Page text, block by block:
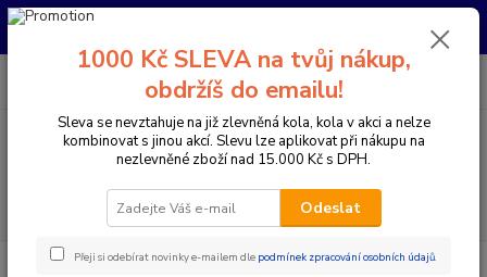
Pro nachystání kola / doplňků na prodejně si prosím zavolejte dopředu.
Menu
CZK
PO-PÁ 10:00-17:00 | SO: 9:00-12:00
Komponenty na kolo Sedlovky
Teleskopické sedlovky
1000 Kč SLEVA na tvůj nákup,
obdržíš do emailu!
Sleva se nevztahuje na již zlevněná kola, kola v akci a nelze
kombinovat s jinou akcí. Slevu lze aplikovat při nákupu na
nezlevněné zboží nad 15.000 Kč s DPH.
Odeslat
Přeji si odebírat novinky e-mailem dle podmínek zpracování osobních údajů.